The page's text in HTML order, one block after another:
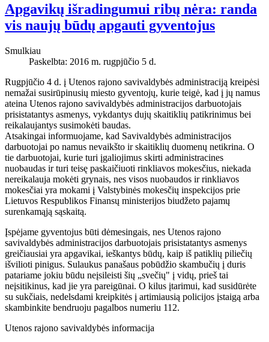
Apgavikų išradingumui ribų nėra: randa
vis naujų būdų apgauti gyventojus
Smulkiau
Paskelbta: 2016 m. rugpjūčio 5 d.
Rugpjūčio 4 d. į Utenos rajono savivaldybės administraciją kreipėsi
nemažai susirūpinusių miesto gyventojų, kurie teigė, kad į jų namus
ateina Utenos rajono savivaldybės administracijos darbuotojais
prisistatantys asmenys, vykdantys dujų skaitiklių patikrinimus bei
reikalaujantys susimokėti baudas.
Atsakingai informuojame, kad Savivaldybės administracijos
darbuotojai po namus nevaikšto ir skaitiklių duomenų netikrina. O
tie darbuotojai, kurie turi įgaliojimus skirti administracines
nuobaudas ir turi teisę paskaičiuoti rinkliavos mokesčius, niekada
nereikalauja mokėti grynais, nes visos nuobaudos ir rinkliavos
mokesčiai yra mokami į Valstybinės mokesčių inspekcijos prie
Lietuvos Respublikos Finansų ministerijos biudžeto pajamų
surenkamąją sąskaitą.
Įspėjame gyventojus būti dėmesingais, nes Utenos rajono
savivaldybės administracijos darbuotojais prisistatantys asmenys
greičiausiai yra apgavikai, ieškantys būdų, kaip iš patiklių piliečių
išvilioti pinigus. Sulaukus panašaus pobūdžio skambučių į duris
patariame jokiu būdu neįsileisti šių „svečių" į vidų, prieš tai
neįsitikinus, kad jie yra pareigūnai. O kilus įtarimui, kad susidūrėte
su sukčiais, nedelsdami kreipkitės į artimiausią policijos įstaigą arba
skambinkite bendruoju pagalbos numeriu 112.
Utenos rajono savivaldybės informacija